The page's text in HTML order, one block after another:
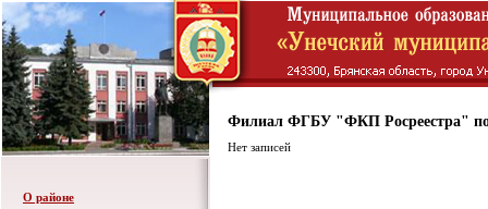
О районе
Филиал ФГБУ "ФКП Росреестра" по
Нет записей